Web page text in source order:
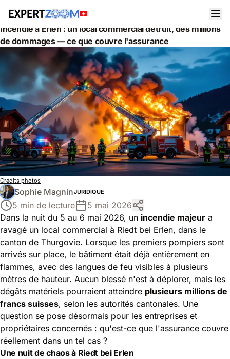
Actualités
Juridique
Incendie à Erlen : un local commercial détruit, des millions
de dommages — ce que couvre l'assurance
Crédits photos
Sophie MagninJURIDIQUE
5 min de lecture
5 mai 2026
Dans la nuit du 5 au 6 mai 2026, un incendie majeur a
ravagé un local commercial à Riedt bei Erlen, dans le
canton de Thurgovie. Lorsque les premiers pompiers sont
arrivés sur place, le bâtiment était déjà entièrement en
flammes, avec des langues de feu visibles à plusieurs
mètres de hauteur. Aucun blessé n'est à déplorer, mais les
dégâts matériels pourraient atteindre plusieurs millions de
francs suisses, selon les autorités cantonales. Une
question se pose désormais pour les entreprises et
propriétaires concernés : qu'est-ce que l'assurance couvre
réellement dans un tel cas ?
Une nuit de chaos à Riedt bei Erlen